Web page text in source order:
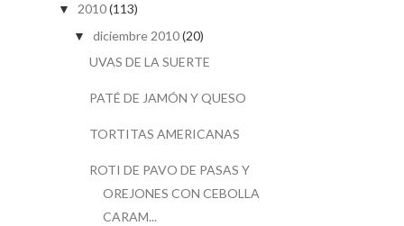
▼ 2010(113)
▼ diciembre 2010(20)
UVAS DE LA SUERTE
PATÉ DE JAMÓN Y QUESO
TORTITAS AMERICANAS
ROTI DE PAVO DE PASAS Y
OREJONES CON CEBOLLA
CARAM...